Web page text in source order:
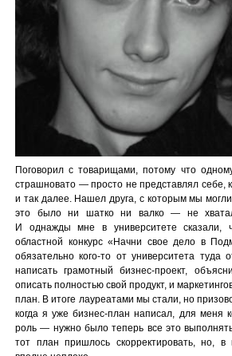
Поговорил с товарищами, потому что
страшновато — просто не представлял себе,
и так далее. Нашел друга, с которым мы
это было ни шатко ни валко — не
И однажды мне в университете сказали,
областной конкурс «Начни свое дело в
обязательно кого-то от университета туда
написать грамотный бизнес-проект,
описать полностью свой продукт, и
план. В итоге лауреатами мы стали, но
когда я уже бизнес-план написал, для меня
роль — нужно было теперь все это
тот план пришлось скорректировать, но, в